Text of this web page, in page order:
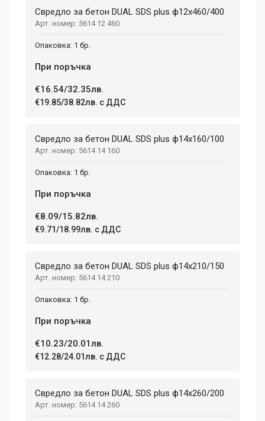
Свредло за бетон DUAL SDS plus ф12x460/400
5614 12 460
1 бр.
При поръчка
€16.54/32.35лв.
€19.85/38.82лв. с ДДС
Свредло за бетон DUAL SDS plus ф14x160/100
5614 14 160
1 бр.
При поръчка
€8.09/15.82лв.
€9.71/18.99лв. с ДДС
Свредло за бетон DUAL SDS plus ф14x210/150
5614 14 210
1 бр.
При поръчка
€10.23/20.01лв.
€12.28/24.01лв. с ДДС
Свредло за бетон DUAL SDS plus ф14x260/200
5614 14 260